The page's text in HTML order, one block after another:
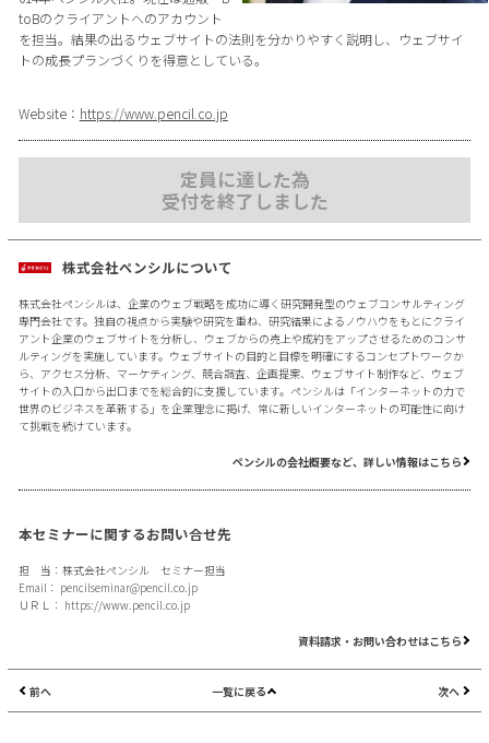
toBのクライアントへのアカウント
を担当。結果の出るウェブサイトの法則を分かりやすく説明し、ウェブサイ
トの成長プランづくりを得意としている。
Website： https://www.pencil.co.jp
定員に達した為
受付を終了しました
株式会社ペンシルについて
株式会社ペンシルは、企業のウェブ戦略を成功に導く研究開発型のウェブコンサルティング
専門会社です。独自の視点から実験や研究を重ね、研究結果によるノウハウをもとにクライ
アント企業のウェブサイトを分析し、ウェブからの売上や成約をアップさせるためのコンサ
ルティングを実施しています。ウェブサイトの目的と目標を明確にするコンセプトワークか
ら、アクセス分析、マーケティング、競合調査、企画提案、ウェブサイト制作など、ウェブ
サイトの入口から出口までを総合的に支援しています。ペンシルは「インターネットの力で
世界のビジネスを革新する」を企業理念に掲げ、常に新しいインターネットの可能性に向け
て挑戦を続けています。
ペンシルの会社概要など、詳しい情報はこちら
本セミナーに関するお問い合せ先
担 当：株式会社ペンシル セミナー担当
Email： pencilseminar@pencil.co.jp
ＵＲＬ： https://www.pencil.co.jp
資料請求・お問い合わせはこちら
前へ 一覧に戻る 次へ